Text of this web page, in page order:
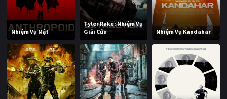
Nhiệm Vụ Mật
Tyler Rake: Nhiệm Vụ
Giải Cứu
Nhiệm Vụ Kandahar